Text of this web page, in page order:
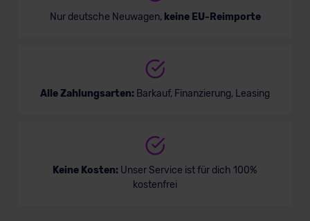
Nur deutsche Neuwagen, keine EU-Reimporte
Alle Zahlungsarten: Barkauf, Finanzierung, Leasing
Keine Kosten: Unser Service ist für dich 100%
kostenfrei